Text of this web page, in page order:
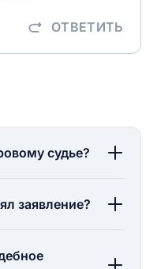
ОТВЕТИТЬ
судье?
заявление?